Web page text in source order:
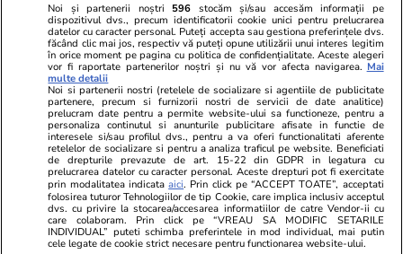
Știri România 26 iul.
Ploi torențiale, grindină și vijelii în 21 de
județe. Harta zonelor vizate luni de avertizarea
meteo ANM cod galben
Ştiri 26 iul. 2021
Ce nu trebuie să faci de Sfântul Pantelimon
Știri România 26 iul.
Noi și partenerii noștri 596 stocăm și/sau accesăm informații pe
dispozitivul dvs., precum identificatorii cookie unici pentru prelucrarea
datelor cu caracter personal. Puteți accepta sau gestiona preferințele dvs.
făcând clic mai jos, respectiv vă puteți opune utilizării unui interes legitim
în orice moment pe pagina cu politica de confidențialitate. Aceste alegeri
vor fi raportate partenerilor noștri și nu vă vor afecta navigarea. Mai
multe detalii
Noi si partenerii nostri (retelele de socializare si agentiile de publicitate
partenere, precum si furnizorii nostri de servicii de date analitice)
prelucram date pentru a permite website-ului sa functioneze, pentru a
personaliza continutul si anunturile publicitare afisate in functie de
interesele si/sau profilul dvs., pentru a va oferi functionalitati aferente
retelelor de socializare si pentru a analiza traficul pe website. Beneficiati
de drepturile prevazute de art. 15-22 din GDPR in legatura cu
prelucrarea datelor cu caracter personal. Aceste drepturi pot fi exercitate
prin modalitatea indicataaici. Prin click pe “ACCEPT TOATE”, acceptati
folosirea tuturor Tehnologiilor de tip Cookie, care implica inclusiv acceptul
dvs. cu privire la stocarea/accesarea informatiilor de catre Vendor-ii cu
care colaboram. Prin click pe “VREAU SA MODIFIC SETARILE
INDIVIDUAL” puteti schimba preferintele in mod individual, mai putin
cele legate de cookie strict necesare pentru functionarea website-ului.